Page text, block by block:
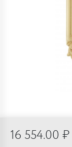
16 554.00 ₽